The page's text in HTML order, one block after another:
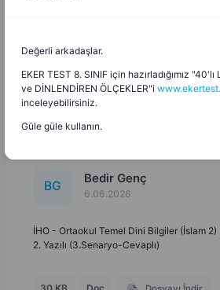
BG Bedir Genç
6.06.2026
İHO - Ortaokul Temel Dini Bilgiler (İslam 2)
2. Yazılı (3.Senaryo-Cevaplı)
Değerli arkadaşlar.
EKER TEST 8. SINIF için hazırladığımız
ve DİNLENDİREN ÖLÇEKLER"i
inceleyebilirsiniz.
Güle güle kullanın.